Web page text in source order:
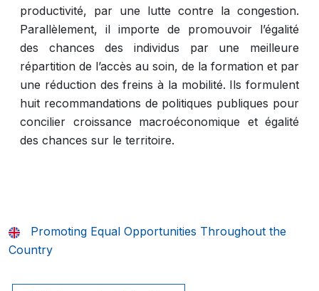
productivité, par une lutte contre la congestion.
Parallèlement, il importe de promouvoir l’égalité
des chances des individus par une meilleure
répartition de l’accès au soin, de la formation et par
une réduction des freins à la mobilité. Ils formulent
huit recommandations de politiques publiques pour
concilier croissance macroéconomique et égalité
des chances sur le territoire.
Promoting Equal Opportunities Throughout the
Country